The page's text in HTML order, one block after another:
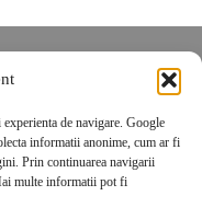
de navigare. Google
informatii anonime, cum ar fi
Prin continuarea navigarii
multe informatii pot fi